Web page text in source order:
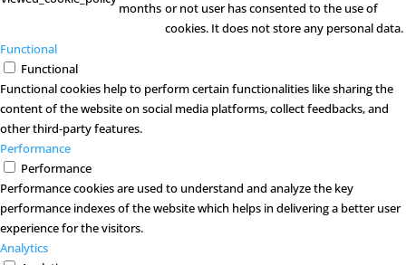
months or not user has consented to the use of
cookies. It does not store any personal data.
Functional
Functional
Functional cookies help to perform certain functionalities like sharing the
content of the website on social media platforms, collect feedbacks, and
other third-party features.
Performance
Performance
Performance cookies are used to understand and analyze the key
performance indexes of the website which helps in delivering a better user
experience for the visitors.
Analytics